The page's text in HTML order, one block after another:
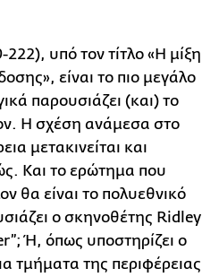
υπό τον τίτλο «Η μίξη
είναι το πιο μεγάλο
παρουσιάζει (και) το
Η σχέση ανάμεσα στο
μετακινείται και
Και το ερώτημα που
θα είναι το πολυεθνικό
ο σκηνοθέτης Ridley
Ή, όπως υποστηρίζει ο
τμήματα της περιφέρειας